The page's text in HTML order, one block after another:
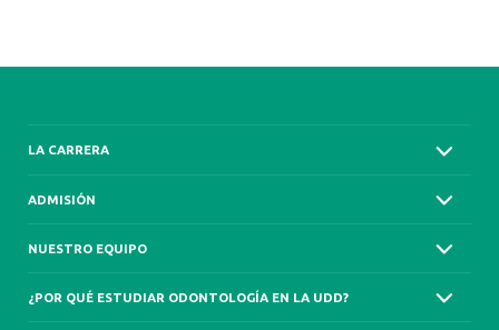
LA CARRERA
ADMISIÓN
NUESTRO EQUIPO
¿POR QUÉ ESTUDIAR ODONTOLOGÍA EN LA UDD?